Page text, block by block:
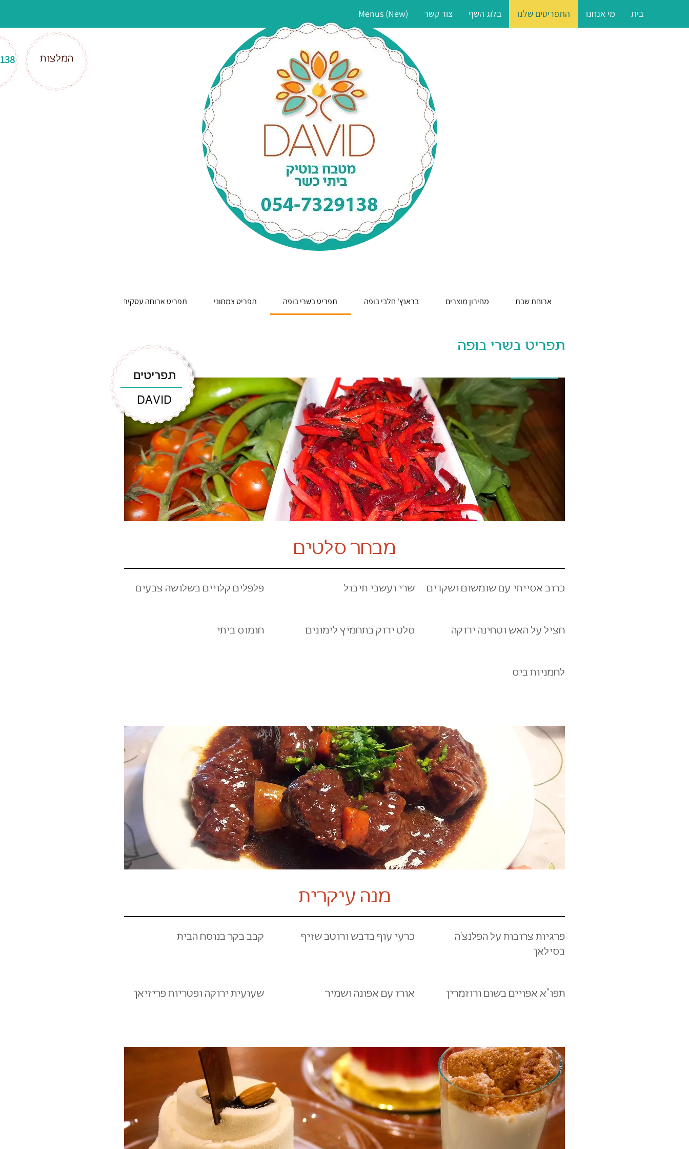
בית מי אנחנו התפריטים שלנו בלוג השף צור קשר Menus (New)
המלצות
ארוחת שבת מחירון מוצרים בראנץ' חלבי בופה תפריט בשרי בופה תפריט צמחוני תפריט ארוחה עסקית
תפריט בשרי בופה
מבחר סלטים
כרוב אסייתי עם שומשום ושקדים שרי ועשבי תיבול פלפלים קלויים בשלושה צבעים
חציל על האש וטחינה ירוקה סלט ירוק בתחמיץ לימונים חומוס ביתי
לחמניות ביס
מנה עיקרית
פרגיות צרובות על הפלנצ'ה
בסילאן
כרעי עוף בדבש ורוטב שזיף קבב בקר בנוסח הבית
תפו"א אפויים בשום ורוזמרין אורז עם אפונה ושמיר שעועית ירוקה ופטריות פריזיאן
DAVID
תפריטים